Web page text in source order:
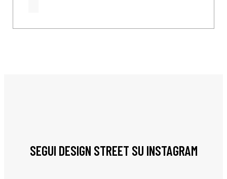
SEGUI DESIGN STREET SU INSTAGRAM